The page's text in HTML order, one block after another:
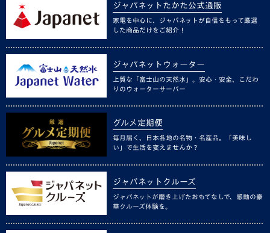
ジャパネットたかた公式通販
家電を中心に、ジャパネットが自信をもって厳選
した商品だけをご紹介！
ジャパネットウォーター
上質な「富士山の天然水」。安心・安全、こだわ
りのウォーターサーバー
グルメ定期便
毎月届く、日本各地の名物・名産品。「美味し
い」で生活を変えませんか？
ジャパネットクルーズ
ジャパネットが磨き上げたおもてなしで、感動の豪
華クルーズ体験を。